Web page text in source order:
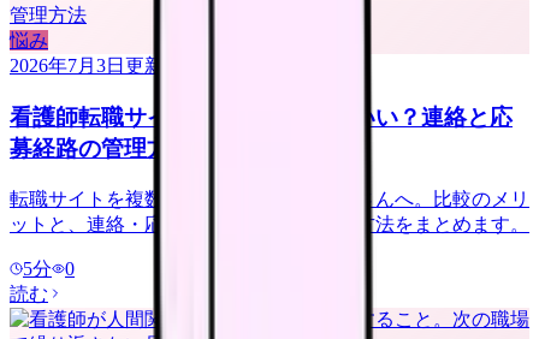
悩み
2026年7月3日 更新
看護師転職サイトは複数登録していい？連絡と応
募経路の管理方法
転職サイトを複数登録するか迷う看護師さんへ。比較のメリ
ットと、連絡・応募経路で疲れない管理方法をまとめます。
5分
0
読む